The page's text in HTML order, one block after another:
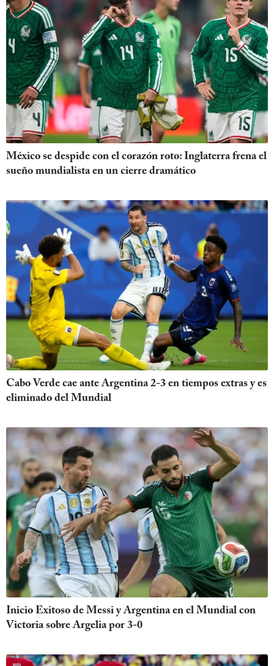
México se despide con el corazón roto: Inglaterra frena el
sueño mundialista en un cierre dramático
Cabo Verde cae ante Argentina 2-3 en tiempos extras y es
eliminado del Mundial
Inicio Exitoso de Messi y Argentina en el Mundial con
Victoria sobre Argelia por 3-0